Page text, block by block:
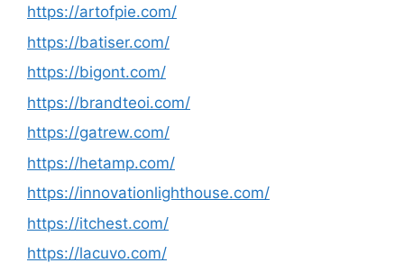
https://artofpie.com/
https://batiser.com/
https://bigont.com/
https://brandteoi.com/
https://gatrew.com/
https://hetamp.com/
https://innovationlighthouse.com/
https://itchest.com/
https://lacuvo.com/